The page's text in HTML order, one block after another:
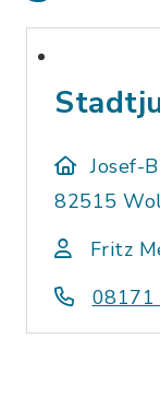
Josef-
82515
Fritz
08171